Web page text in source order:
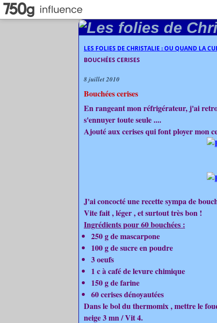
LES FOLIES DE CHRISTALIE : OU QUAND LA
BOUCHÉES CERISES
8 juillet 2010
Bouchées cerises
En rangeant mon réfrigérateur, j'ai
s'ennuyer toute seule ....
Ajouté aux cerises qui font ployer mon
J'ai concocté une recette sympa de
Vite fait , léger , et surtout très bon !
Ingrédients pour 60 bouchées :
250 g de mascarpone
100 g de sucre en poudre
3 oeufs
1 c à café de levure chimique
150 g de farine
60 cerises dénoyautées
Dans le bol du thermomix , mettre le
neige 3 mn / Vit 4.